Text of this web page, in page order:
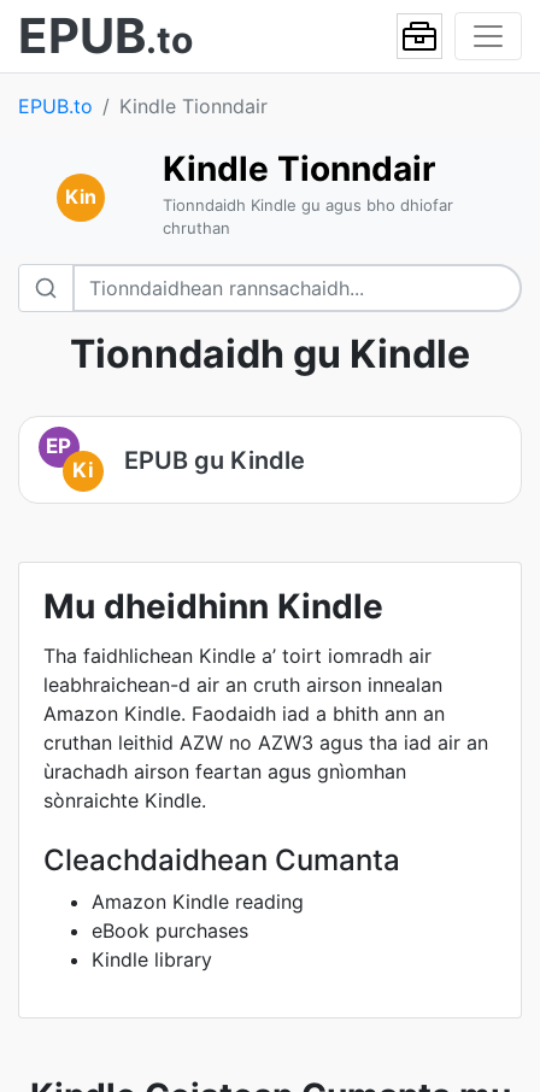
EPUB.to
EPUB.to Kindle Tionndair
Kin
Kindle Tionndair
Tionndaidh Kindle gu agus bho dhiofar
chruthan
Tionndaidh gu Kindle
EP
Ki
EPUB gu Kindle
Mu dheidhinn Kindle
Tha faidhlichean Kindle a’ toirt iomradh air
leabhraichean-d air an cruth airson innealan
Amazon Kindle. Faodaidh iad a bhith ann an
cruthan leithid AZW no AZW3 agus tha iad air an
ùrachadh airson feartan agus gnìomhan
sònraichte Kindle.
Cleachdaidhean Cumanta
Amazon Kindle reading
eBook purchases
Kindle library